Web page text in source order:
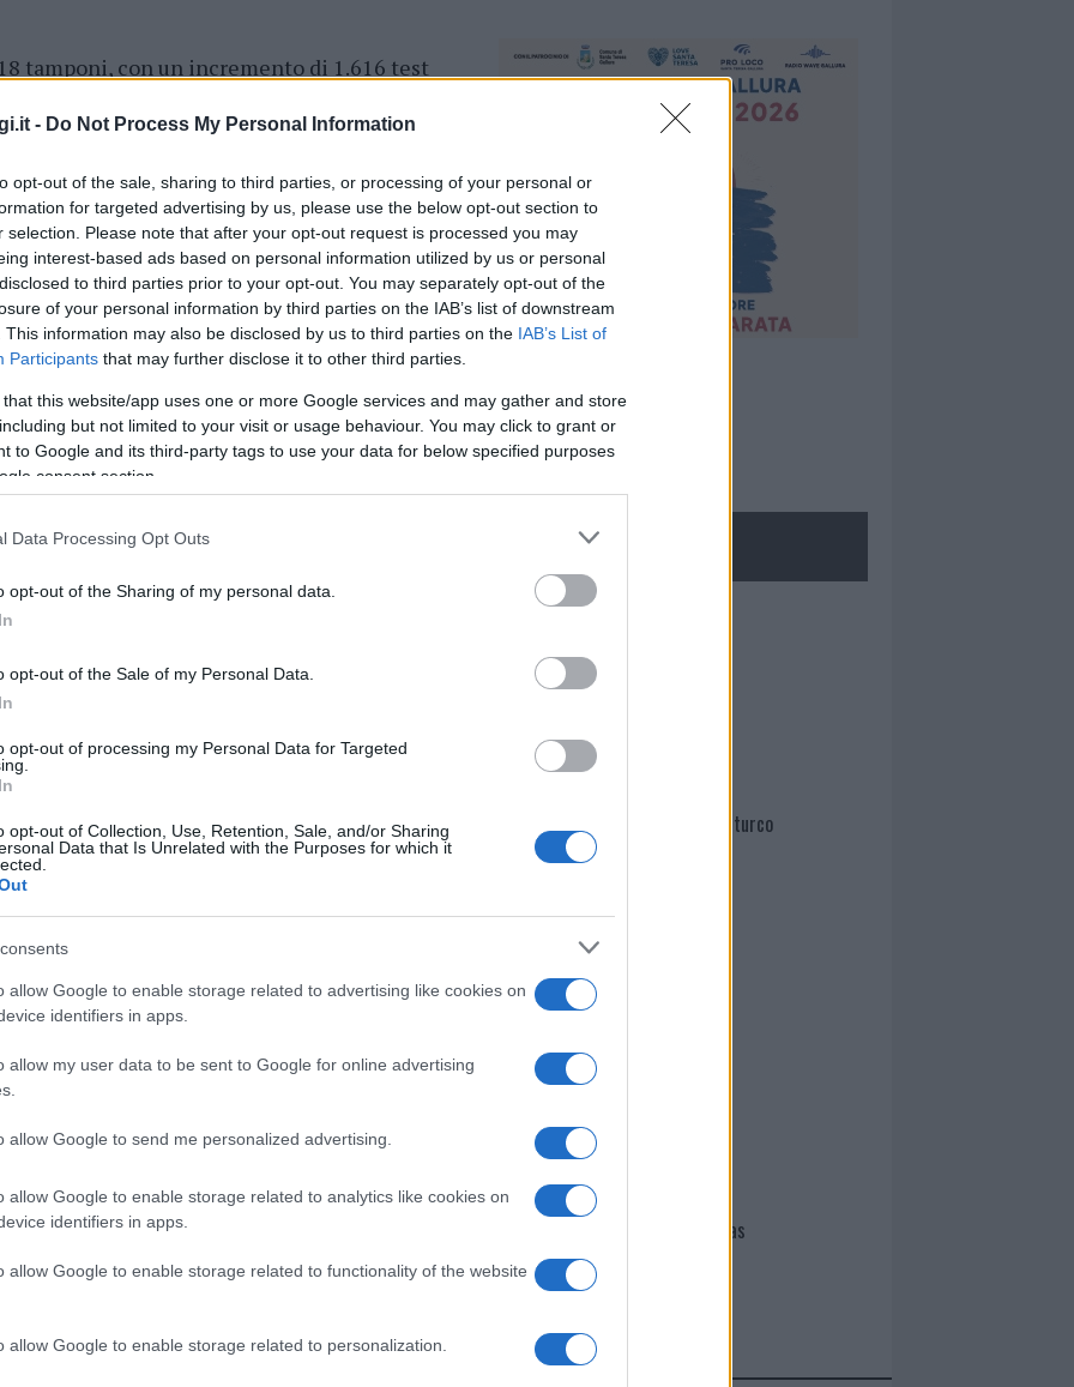
- Do Not Process My Personal Information
opt-out of the sale, sharing to third parties, or processing of your personal or
for targeted advertising by us, please use the below opt-out section to
selection. Please note that after your opt-out request is processed you may
interest-based ads based on personal information utilized by us or personal
to third parties prior to your opt-out. You may separately opt-out of the
of your personal information by third parties on the IAB’s list of downstream
This information may also be disclosed by us to third parties on the IAB’s List of
Participants that may further disclose it to other third parties.
that this website/app uses one or more Google services and may gather and store
but not limited to your visit or usage behaviour. You may click to grant or
to Google and its third-party tags to use your data for below specified purposes
consent section.
Data Processing Opt Outs
opt-out of the Sharing of my personal data.
opt-out of the Sale of my Personal Data.
opt-out of processing my Personal Data for Targeted
opt-out of Collection, Use, Retention, Sale, and/or Sharing
Data that Is Unrelated with the Purposes for which it
allow Google to enable storage related to advertising like cookies on
identifiers in apps.
allow my user data to be sent to Google for online advertising
allow Google to send me personalized advertising.
allow Google to enable storage related to analytics like cookies on
identifiers in apps.
allow Google to enable storage related to functionality of the website
allow Google to enable storage related to personalization.
tamponi, con un incremento di 1.616 test
invece
intensivi (+1 rispetto al dato di ieri),
terapia intensiva.
Il dato progressivo dei casi positivi
più altri 7 guariti clinicamente.
complessivamente accertati,488 (+5)
di Cagliari, 295 nel Sud Sardegna,
1.748 (+22) a Sassari.
cliccandoqui
nella sezioneLogindal menù del sito o
NECROLOGIE
Martina Agostina Diturco
I nostri cari
I nostri cari
Giovannimaria Cabras